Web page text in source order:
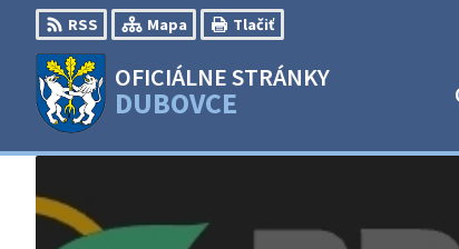
Preskočiť
na
obsah
RSS Mapa Tlačiť
OFICIÁLNE STRÁNKY
DUBOVCE